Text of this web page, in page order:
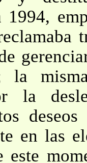
1994,
la
la
en las
este